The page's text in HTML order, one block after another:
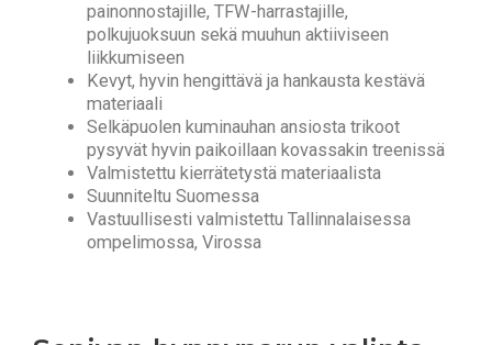
painonnostajille, TFW-harrastajille,
polkujuoksuun sekä muuhun aktiiviseen
liikkumiseen
Kevyt, hyvin hengittävä ja hankausta kestävä
materiaali
Selkäpuolen kuminauhan ansiosta trikoot
pysyvät hyvin paikoillaan kovassakin treenissä
Valmistettu kierrätetystä materiaalista
Suunniteltu Suomessa
Vastuullisesti valmistettu Tallinnalaisessa
ompelimossa, Virossa